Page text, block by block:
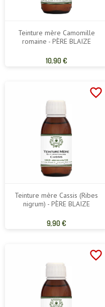
Teinture mère Camomille
romaine - PÈRE BLAIZE
Prix
10,90 €
favorite_border
Teinture mère Cassis (Ribes
nigrum) - PÈRE BLAIZE
Prix
9,90 €
favorite_border